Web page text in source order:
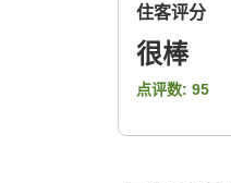
住客评分
很棒
点评数: 95